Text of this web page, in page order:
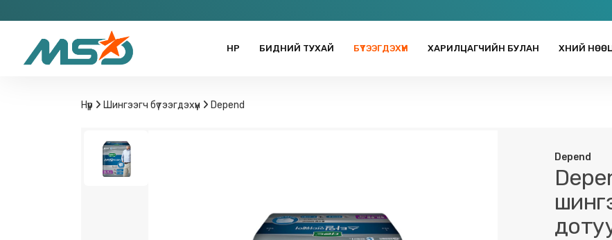
НҮҮР БИДНИЙ ТУХАЙ БҮТЭЭГДЭХҮҮН ХАРИЛЦАГЧИЙН БУЛАН ХҮНИЙ
Нүүр Шингээгч бүтээгдэхүүн Depend
Depend